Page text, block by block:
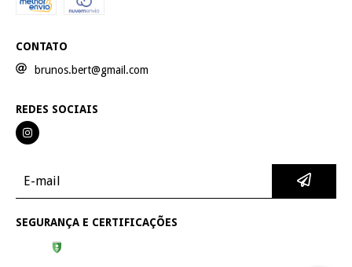
CONTATO
brunos.bert@gmail.com
REDES SOCIAIS
SEGURANÇA E CERTIFICAÇÕES